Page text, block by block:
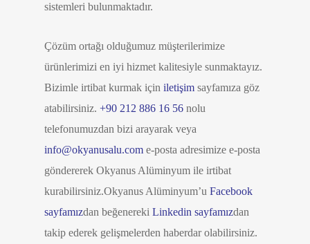
sistemleri bulunmaktadır.
Çözüm ortağı olduğumuz müşterilerimize
ürünlerimizi en iyi hizmet kalitesiyle sunmaktayız.
Bizimle irtibat kurmak için iletişim sayfamıza göz
atabilirsiniz. +90 212 886 16 56 nolu
telefonumuzdan bizi arayarak veya
info@okyanusalu.com e-posta adresimize e-posta
göndererek Okyanus Alüminyum ile irtibat
kurabilirsiniz.Okyanus Alüminyum’u Facebook
sayfamızdan beğenereki Linkedin sayfamızdan
takip ederek gelişmelerden haberdar olabilirsiniz.